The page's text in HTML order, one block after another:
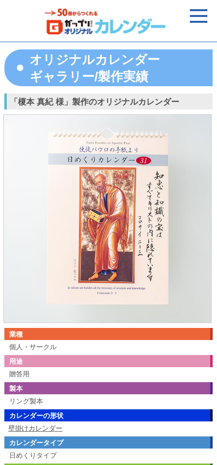
オリジナルカレンダー
ギャラリー/製作実績
「榎本 真紀 様」製作のオリジナルカレンダー
業種
個人・サークル
用途
贈答用
製本
リング製本
カレンダーの形状
壁掛けカレンダー
カレンダータイプ
日めくりタイプ